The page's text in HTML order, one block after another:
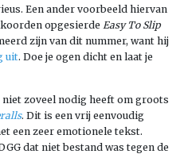
Een ander voorbeeld hiervan
opgesierde Easy To Slip
zijn van dit nummer, want hij
uit. Doe je ogen dicht en laat je
zoveel nodig heeft om groots
. Dit is een vrij eenvoudig
een zeer emotionele tekst.
dat niet bestand was tegen de